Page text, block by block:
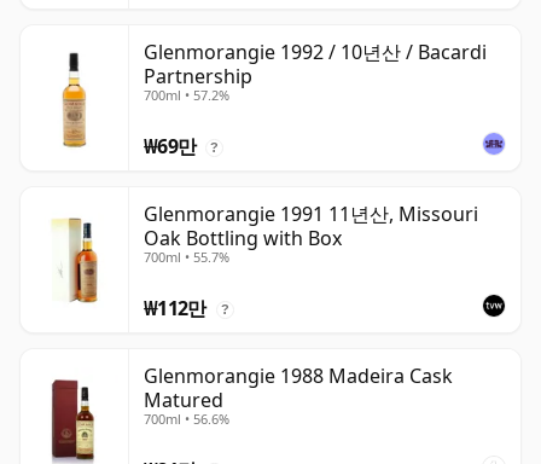
Glenmorangie 1992 / 10년산 / Bacardi
Partnership
700ml • 57.2%
₩69만 ?
Glenmorangie 1991 11년산, Missouri
Oak Bottling with Box
700ml • 55.7%
₩112만 ?
Glenmorangie 1988 Madeira Cask
Matured
700ml • 56.6%